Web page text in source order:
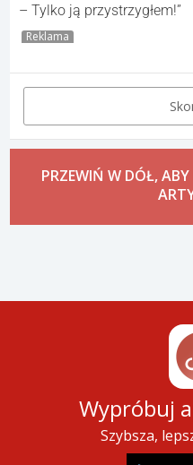
– Tylko ją przystrzygłem!”
Reklama
PRZEWIŃ W DÓŁ,
Wypróbuj
Szybsza,